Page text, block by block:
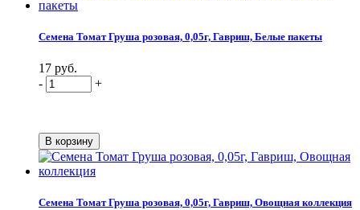
Семена Томат Груша розовая, 0,05г, Гавриш, Белые пакеты
17 руб.
-
+
Семена Томат Груша розовая, 0,05г, Гавриш, Овощная коллекция